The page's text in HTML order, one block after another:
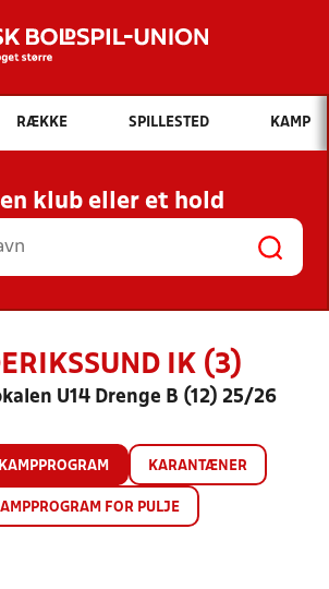
Hvad vil du søge efter?
INDHOLD OG NYHEDER
RESULTATER, KLUBBER OG
HOLD
RÆKKE SPILLESTED KAMP
en klub eller et hold
IK (3)
U14 Drenge B (12) 25/26
KAMPPROGRAM KARANTÆNER
FOR PULJE